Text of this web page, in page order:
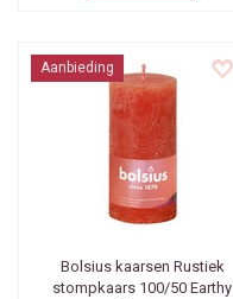
Aanbieding
Bolsius kaarsen Rustiek
stompkaars 100/50 Earthy